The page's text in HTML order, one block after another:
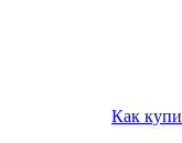
Как